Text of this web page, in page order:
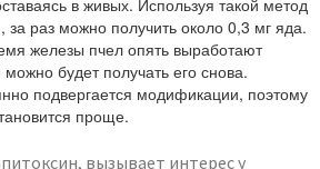
в живых. Используя такой метод
за раз можно получить около 0,3 мг яда.
железы пчел опять выработают
будет получать его снова.
подвергается модификации, поэтому
проще.
вызывает интерес у